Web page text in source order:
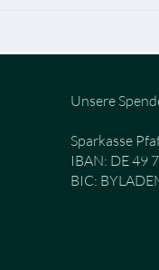
Unsere
Sparkasse
IBAN: DE 49
BIC: